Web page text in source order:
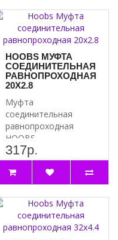
HOOBS МУФТА
СОЕДИНИТЕЛЬНАЯ
РАВНОПРОХОДНАЯ
20Х2.8
Муфта
соединительная
равнопроходная
HOOBS
20х2.8 является
универсальной и
подходит для
соединен..
317р.